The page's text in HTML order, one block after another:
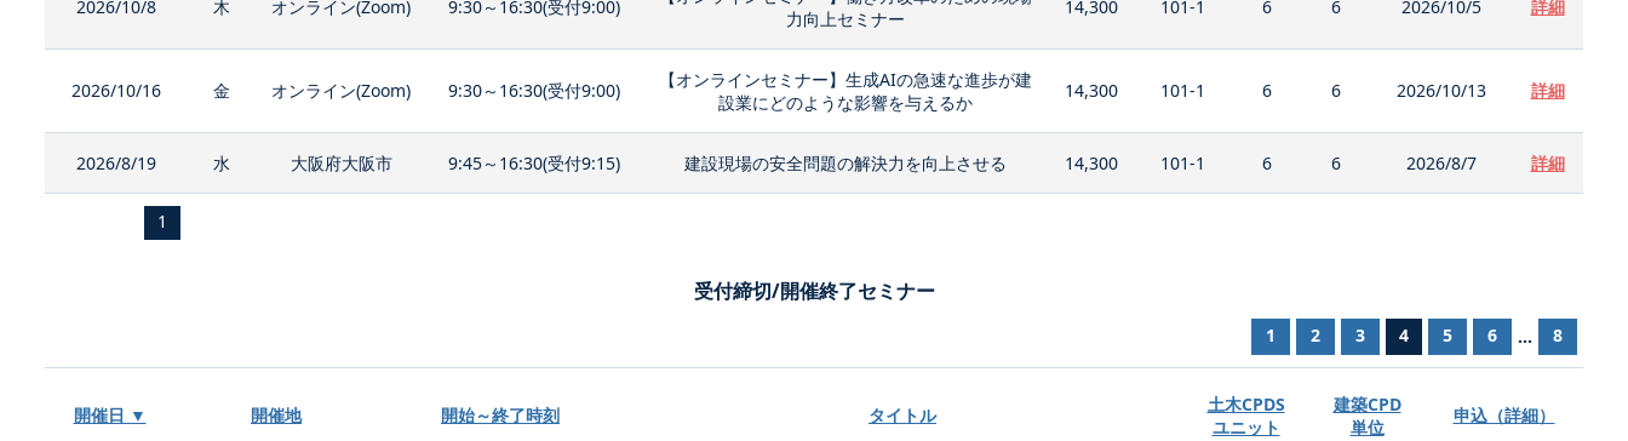
2026/10/8 木 オンライン(Zoom) 9:30～16:30(受付9:00)
力向上セミナー
14,300 101-1 6 6 2026/10/5 詳細
2026/10/16 金 オンライン(Zoom) 9:30～16:30(受付9:00)
【オンラインセミナー】生成AIの急速な進歩が建
設業にどのような影響を与えるか
14,300 101-1 6 6 2026/10/13 詳細
2026/8/19 水 大阪府大阪市 9:45～16:30(受付9:15) 建設現場の安全問題の解決力を向上させる 14,300 101-1 6 6 2026/8/7 詳細
1
受付締切/開催終了セミナー
1 2 3 4 5 6 ... 8
開催日 ▼ 開催地 開始～終了時刻 タイトル
土木CPDS
ユニット
建築CPD
単位
申込（詳細）